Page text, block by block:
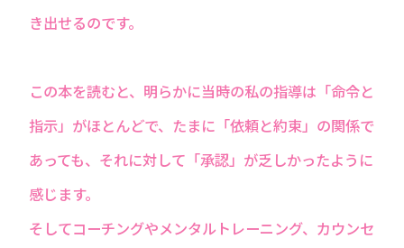
き出せるのです。
この本を読むと、明らかに当時の私の指導は「命令と
指示」がほとんどで、たまに「依頼と約束」の関係で
あっても、それに対して「承認」が乏しかったように
感じます。
そしてコーチングやメンタルトレーニング、カウンセ